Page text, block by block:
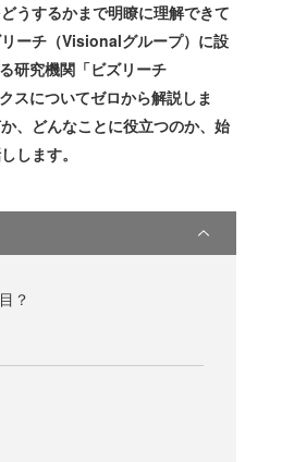
うするかまで明瞭に理解できて
ーチ（Visionalグループ）に設
研究機関「ビズリーチ
スについてゼロから解説しま
、どんなことに役立つのか、始
します。
？